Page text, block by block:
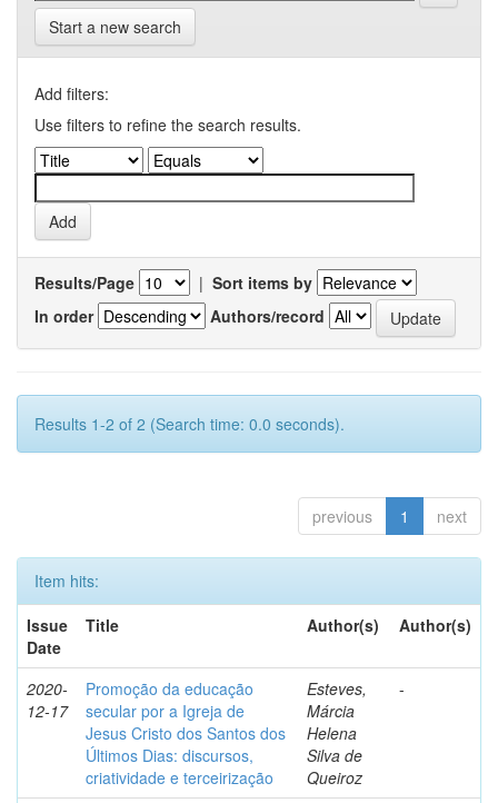
Start a new search
Add filters:
Use filters to refine the search results.
Results/Page | Sort items by
In order
Authors/record
Results 1-2 of 2 (Search time: 0.0 seconds).
previous 1 next
Item hits:
Issue
Date
Title Author(s) Author(s)
2020-
12-17
Promoção da educação
secular por a Igreja de
Jesus Cristo dos Santos dos
Últimos Dias: discursos,
criatividade e terceirização
Esteves,
Márcia
Helena
Silva de
Queiroz
-